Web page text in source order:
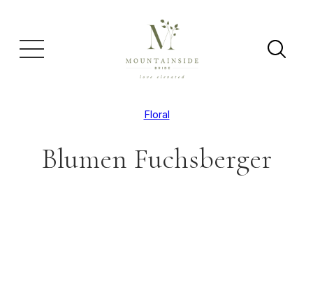
Floral
Blumen Fuchsberger